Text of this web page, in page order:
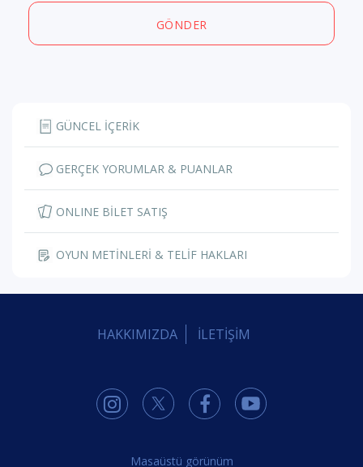
GÖNDER
GÜNCEL İÇERİK
GERÇEK YORUMLAR & PUANLAR
ONLINE BİLET SATIŞ
OYUN METİNLERİ & TELİF HAKLARI
HAKKIMIZDA İLETİŞİM
Masaüstü görünüm